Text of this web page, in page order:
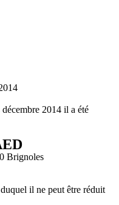
2014 il a été
Brignoles
il ne peut être réduit